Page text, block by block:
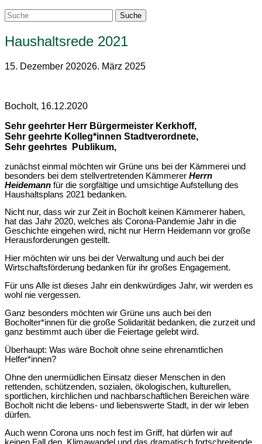
Haushaltsrede 2021
15. Dezember 202026. März 2025
Bocholt, 16.12.2020
Sehr geehrter Herr Bürgermeister Kerkhoff,
Sehr geehrte Kolleg*innen Stadtverordnete,
Sehr geehrtes Publikum,
zunächst einmal möchten wir Grüne uns bei der Kämmerei und
besonders bei dem stellvertretenden Kämmerer Herrn
Heidemann für die sorgfältige und umsichtige Aufstellung des
Haushaltsplans 2021 bedanken.
Nicht nur, dass wir zur Zeit in Bocholt keinen Kämmerer haben,
hat das Jahr 2020, welches als Corona-Pandemie Jahr in die
Geschichte eingehen wird, nicht nur Herrn Heidemann vor große
Herausforderungen gestellt.
Hier möchten wir uns bei der Verwaltung und auch bei der
Wirtschaftsförderung bedanken für ihr großes Engagement.
Für uns Alle ist dieses Jahr ein denkwürdiges Jahr, wir werden es
wohl nie vergessen.
Ganz besonders möchten wir Grüne uns auch bei den
Bocholter*innen für die große Solidarität bedanken, die zurzeit und
ganz bestimmt auch über die Feiertage gelebt wird.
Überhaupt: Was wäre Bocholt ohne seine ehrenamtlichen
Helfer*innen?
Ohne den unermüdlichen Einsatz dieser Menschen in den
rettenden, schützenden, sozialen, ökologischen, kulturellen,
sportlichen, kirchlichen und nachbarschaftlichen Bereichen wäre
Bocholt nicht die lebens- und liebenswerte Stadt, in der wir leben
dürfen.
Auch wenn Corona uns noch fest im Griff, hat dürfen wir auf
keinen Fall den Klimawandel und das dramatisch fortschreitende